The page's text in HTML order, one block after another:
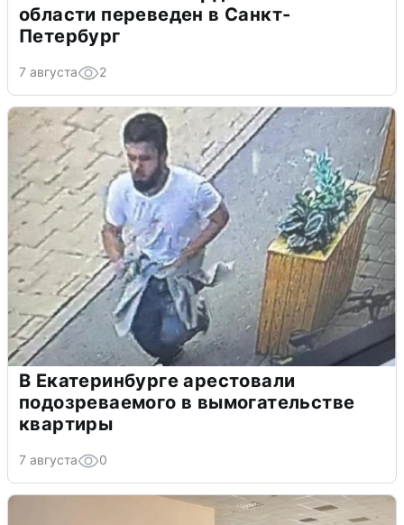
области переведен в Санкт-
Петербург
7 августа 2
В Екатеринбурге арестовали
подозреваемого в вымогательстве
квартиры
7 августа 0